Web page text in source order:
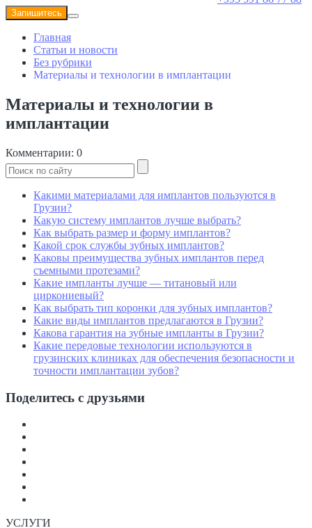
Запишитесь
Главная
Статьи и новости
Без рубрики
Материалы и технологии в имплантации
Материалы и технологии в
имплантации
Комментарии: 0
Какими материалами для имплантов пользуются в
Грузии?
Какую систему имплантов лучше выбрать?
Как выбрать размер и форму имплантов?
Какой срок службы зубных имплантов?
Каковы преимущества зубных имплантов перед
съемными протезами?
Какие импланты лучше — титановый или
циркониевый?
Как выбрать тип коронки для зубных имплантов?
Какие виды имплантов предлагаются в Грузии?
Какова гарантия на зубные импланты в Грузии?
Какие передовые технологии используются в
грузинских клиниках для обеспечения безопасности и
точности имплантации зубов?
Поделитесь с друзьями
УСЛУГИ